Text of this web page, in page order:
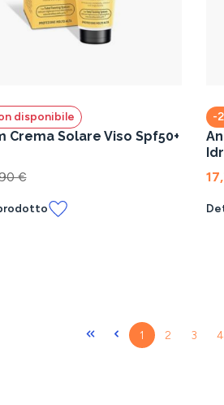
disponibile
Crema Solare Viso Spf50+
€
-
Pagina
1 Pagina
2 Pagina
3 4